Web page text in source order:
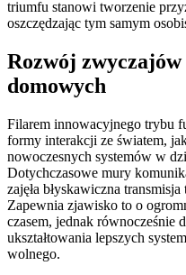
triumfu stanowi tworzenie
oszczędzając tym samym
Rozwój
domowych
Filarem innowacyjnego trybu
formy interakcji ze światem,
nowoczesnych systemów w
Dotychczasowe mury
zajęła błyskawiczna
Zapewnia zjawisko to o
czasem, jednak równocześnie
ukształtowania lepszych
wolnego.